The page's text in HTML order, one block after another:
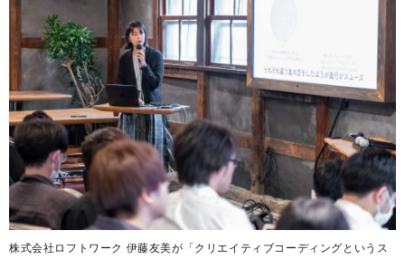
株式会社ロフトワーク 伊藤友美が「クリエイティブコーディングというス